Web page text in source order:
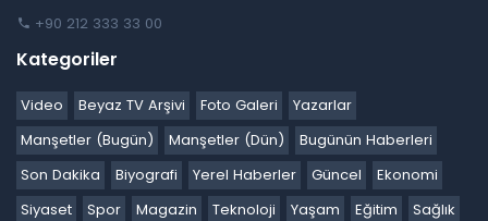
+90 212 333 33 00
Kategoriler
Video Beyaz TV Arşivi Foto Galeri
Yazarlar
Manşetler (Bugün)
Manşetler (Dün)
Bugünün Haberleri
Son Dakika
Biyografi Yerel Haberler Güncel
Ekonomi
Siyaset
Spor Magazin Teknoloji Yaşam Eğitim
Sağlık